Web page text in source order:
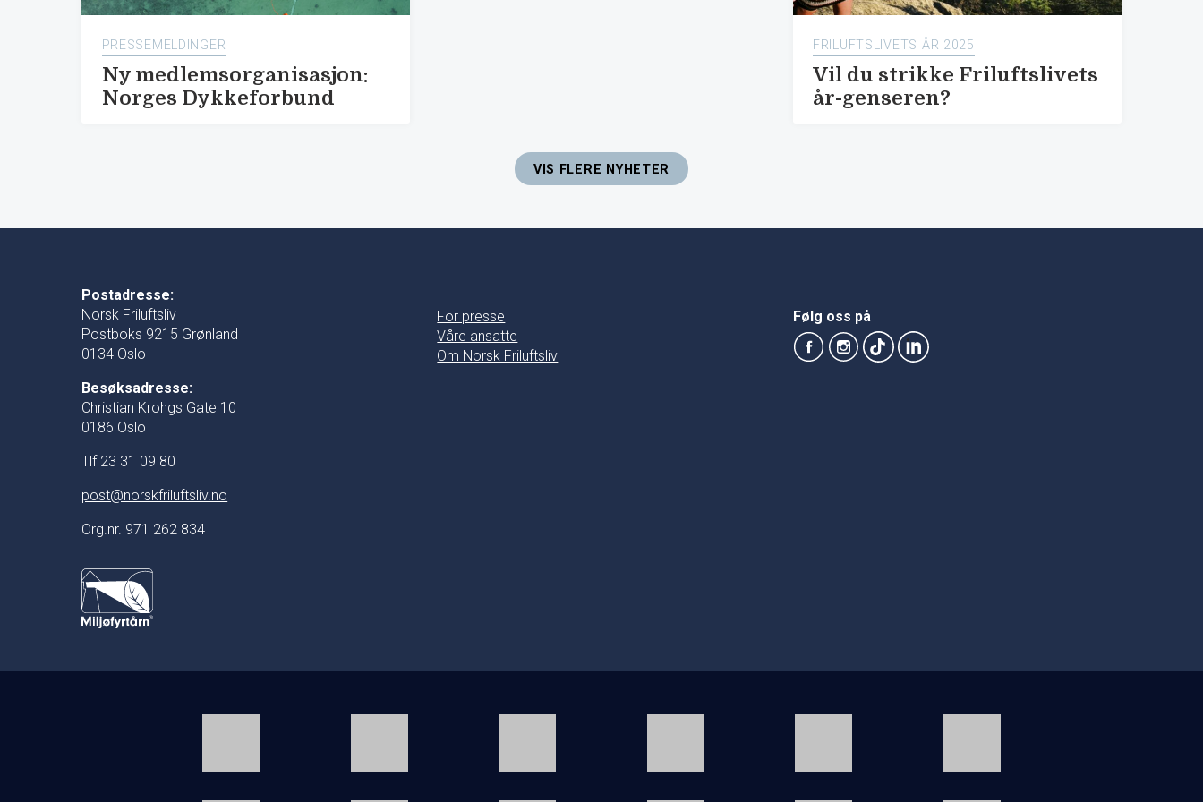
PRESSEMELDINGER
Ny medlemsorganisasjon:
Norges Dykkeforbund
FRILUFTSLIVETS ÅR 2025
Vil du strikke Friluftslivets
år-genseren?
VIS FLERE NYHETER
Postadresse:
Norsk Friluftsliv
Postboks 9215 Grønland
0134 Oslo
Besøksadresse:
Christian Krohgs Gate 10
0186 Oslo
Tlf 23 31 09 80
post@norskfriluftsliv.no
Org.nr. 971 262 834
For presse
Våre ansatte
Om Norsk Friluftsliv
Følg oss på